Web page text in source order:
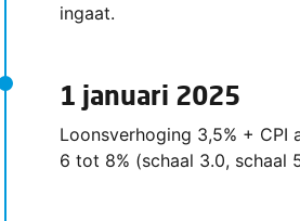
ingaat.
1 januari 2025
Loonsverhoging 3,5% +
6 tot 8% (schaal 3.0, schaal